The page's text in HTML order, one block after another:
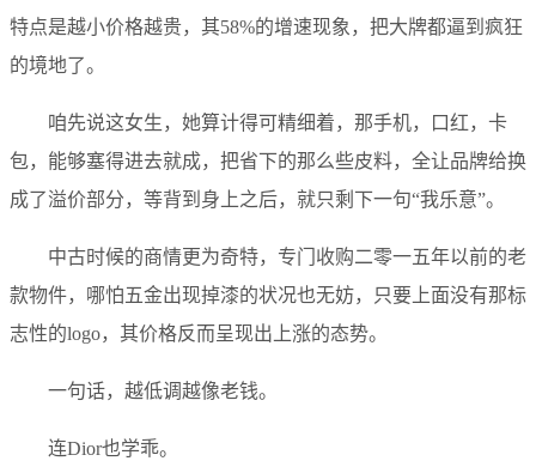
特点是越小价格越贵，其58%的增速现象，把大牌都逼到疯狂
的境地了。
咱先说这女生，她算计得可精细着，那手机，口红，卡
包，能够塞得进去就成，把省下的那么些皮料，全让品牌给换
成了溢价部分，等背到身上之后，就只剩下一句“我乐意”。
中古时候的商情更为奇特，专门收购二零一五年以前的老
款物件，哪怕五金出现掉漆的状况也无妨，只要上面没有那标
志性的logo，其价格反而呈现出上涨的态势。
一句话，越低调越像老钱。
连Dior也学乖。